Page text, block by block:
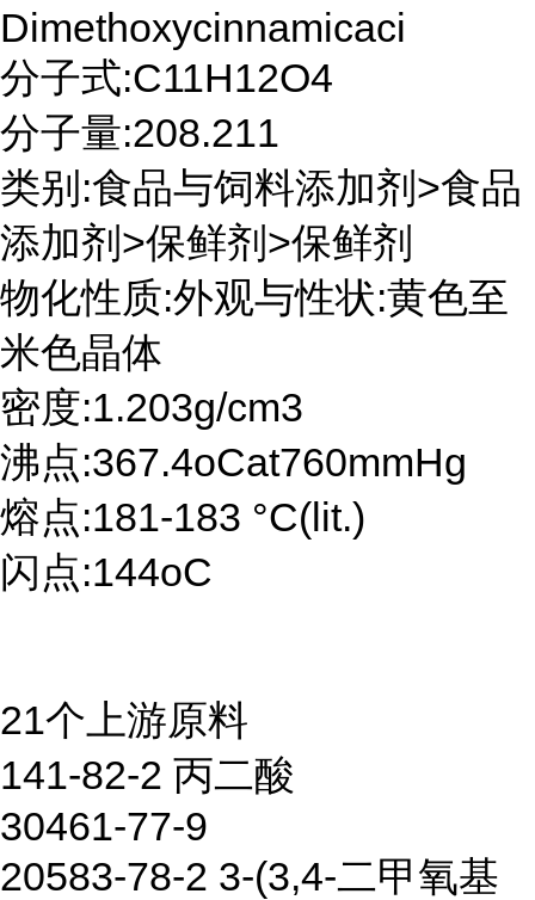
Dimethoxycinnamicaci
分子式:C11H12O4
分子量:208.211
类别:食品与饲料添加剂>食品
添加剂>保鲜剂>保鲜剂
物化性质:外观与性状:黄色至
米色晶体
密度:1.203g/cm3
沸点:367.4oCat760mmHg
熔点:181-183 °C(lit.)
闪点:144oC
21个上游原料
141-82-2 丙二酸
30461-77-9
20583-78-2 3-(3,4-二甲氧基